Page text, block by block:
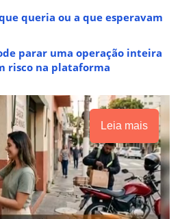
queria ou a que esperavam
parar uma operação inteira
risco na plataforma
Leia mais